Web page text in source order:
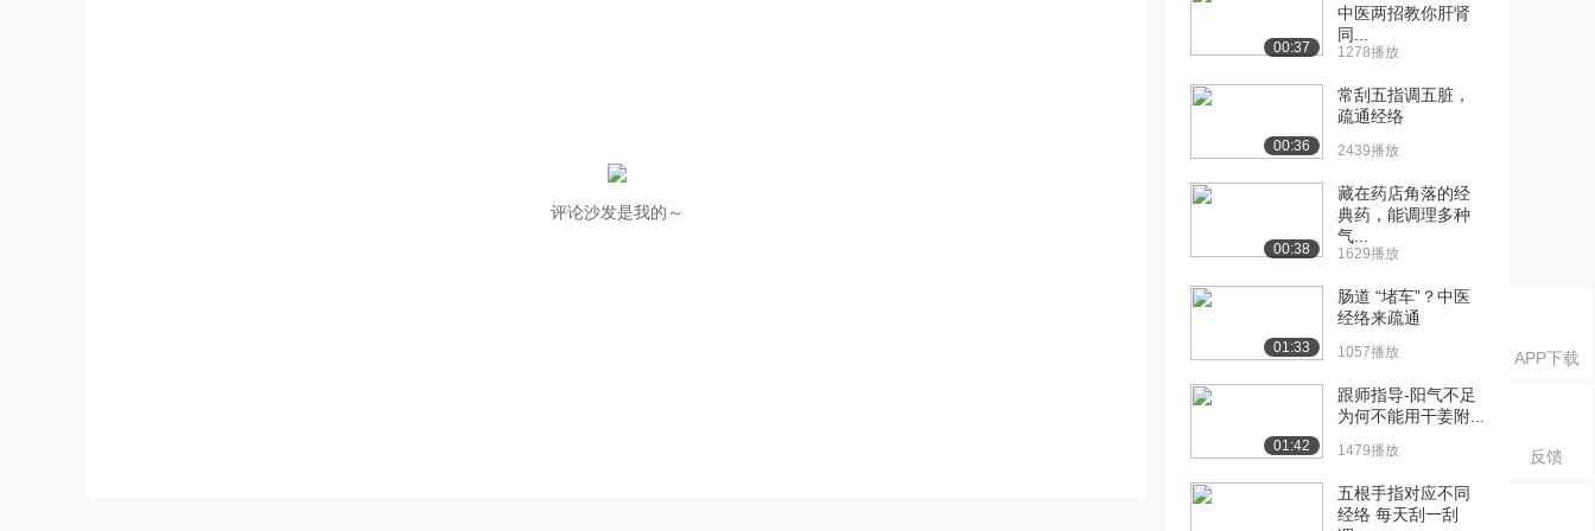
APP下载
反馈
评论沙发是我的～
00:37
中医两招教你肝肾
同...
1278播放
00:36
常刮五指调五脏，
疏通经络
2439播放
00:38
藏在药店角落的经
典药，能调理多种
气...
1629播放
01:33
肠道 “堵车”？中医
经络来疏通
1057播放
01:42
跟师指导-阳气不足
为何不能用干姜附...
1479播放
五根手指对应不同
经络 每天刮一刮